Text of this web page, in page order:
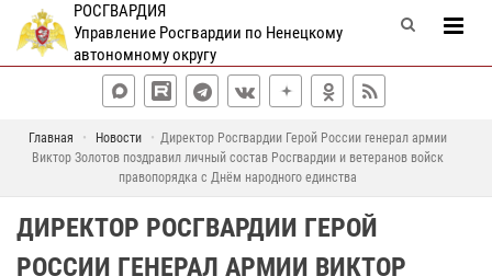
РОСГВАРДИЯ
Управление Росгвардии по Ненецкому
автономному округу
Главная Новости
Директор Росгвардии Герой России генерал армии
Виктор Золотов поздравил личный состав Росгвардии и ветеранов войск
правопорядка с Днём народного единства
ДИРЕКТОР РОСГВАРДИИ ГЕРОЙ
РОССИИ ГЕНЕРАЛ АРМИИ ВИКТОР